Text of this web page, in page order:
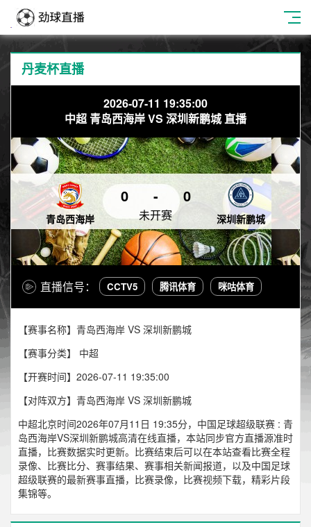
丹麦杯直播
2026-07-11 19:35:00
中超 青岛西海岸 VS 深圳新鹏城 直播
青岛西海岸
0 - 0
深圳新鹏城
未开赛
直播信号： CCTV5 腾讯体育 咪咕体育
【赛事名称】青岛西海岸 VS 深圳新鹏城
【赛事分类】 中超
【开赛时间】2026-07-11 19:35:00
【对阵双方】青岛西海岸 VS 深圳新鹏城
中超北京时间2026年07月11日 19:35分，中国足球超级联赛 : 青
岛西海岸VS深圳新鹏城高清在线直播，本站同步官方直播源准时
直播，比赛数据实时更新。比赛结束后可以在本站查看比赛全程
录像、比赛比分、赛事结果、赛事相关新闻报道，以及中国足球
超级联赛的最新赛事直播，比赛录像，比赛视频下载，精彩片段
集锦等。